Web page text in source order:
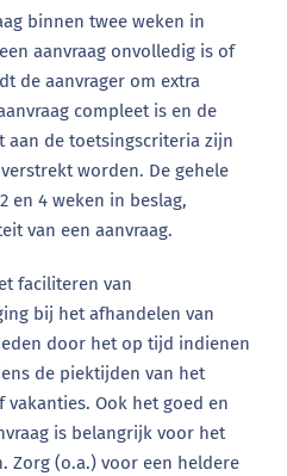
binnen twee weken in
aanvraag onvolledig is of
de aanvrager om extra
compleet is en de
aan de toetsingscriteria zijn
worden. De gehele
en 4 weken in beslag,
van een aanvraag.
faciliteren van
bij het afhandelen van
door het op tijd indienen
de piektijden van het
Ook het goed en
is belangrijk voor het
Zorg (o.a.) voor een heldere